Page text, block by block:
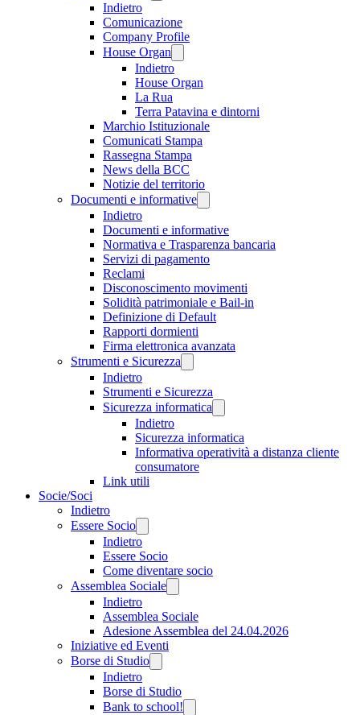
Indietro
Comunicazione
Company Profile
House Organ
Indietro
House Organ
La Rua
Terra Patavina e dintorni
Marchio Istituzionale
Comunicati Stampa
Rassegna Stampa
News della BCC
Notizie del territorio
Documenti e informative
Indietro
Documenti e informative
Normativa e Trasparenza bancaria
Servizi di pagamento
Reclami
Disconoscimento movimenti
Solidità patrimoniale e Bail-in
Definizione di Default
Rapporti dormienti
Firma elettronica avanzata
Strumenti e Sicurezza
Indietro
Strumenti e Sicurezza
Sicurezza informatica
Indietro
Sicurezza informatica
Informativa operatività a distanza cliente
consumatore
Link utili
Socie/Soci
Indietro
Essere Socio
Indietro
Essere Socio
Come diventare socio
Assemblea Sociale
Indietro
Assemblea Sociale
Adesione Assemblea del 24.04.2026
Iniziative ed Eventi
Borse di Studio
Indietro
Borse di Studio
Bank to school!